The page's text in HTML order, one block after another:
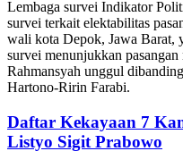
Lembaga survei Indikator
survei terkait elektabilitas
wali kota Depok, Jawa Barat,
survei menunjukkan
Rahmansyah unggul
Hartono-Ririn Farabi.
Daftar Kekayaan 7
Listyo Sigit Prabowo